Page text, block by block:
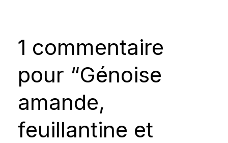
1 commentaire
pour “Génoise
amande,
feuillantine et